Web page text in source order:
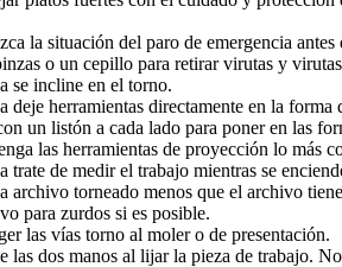
la situación del paro de emergencia antes
o un cepillo para retirar virutas y
se incline en el torno.
deje herramientas directamente en la
un listón a cada lado para poner en las
las herramientas de proyección lo más
trate de medir el trabajo mientras se
archivo torneado menos que el archivo
para zurdos si es posible.
las vías torno al moler o de presentación.
las dos manos al lijar la pieza de trabajo.